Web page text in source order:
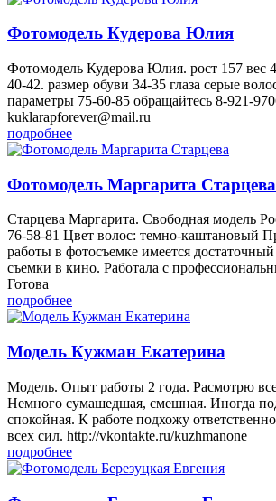
Фотомодель Кудерова Юлия
Фотомодель Кудерова Юлия. рост 157 вес
40-42. размер обуви 34-35 глаза серые
параметры 75-60-85 обращайтесь 8-921-
kuklarapforever@mail.ru
подробнее
Фотомодель Маргарита Старцева
Старцева Маргарита. Свободная модель
76-58-81 Цвет волос: темно-каштановый
работы в фотосъемке имеется
съемки в кино. Работала с
Готова
подробнее
Модель Кужман Екатерина
Модель. Опыт работы 2 года. Расмотрю
Немного сумашедшая, смешная. Иногда
спокойная. К работе подхожу
всех сил. http://vkontakte.ru/kuzhmanone
подробнее